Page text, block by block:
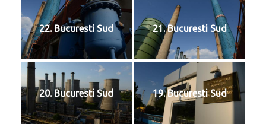
22. Bucuresti Sud 21. Bucuresti Sud
20. Bucuresti Sud 19. Bucuresti Sud